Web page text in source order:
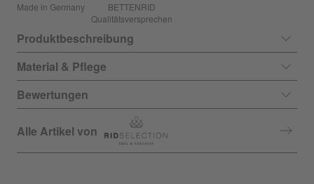
Made in Germany
BETTENRID
Qualitätsversprechen
Produktbeschreibung
Material & Pflege
Bewertungen
Alle Artikel von